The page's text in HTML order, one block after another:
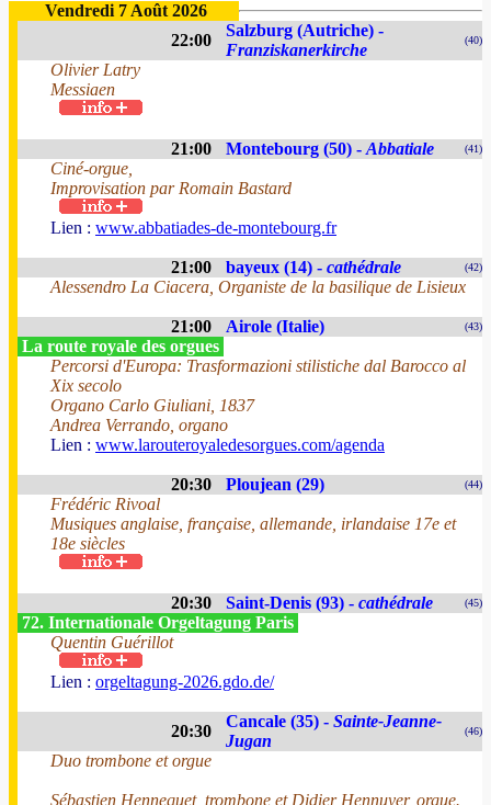
Vendredi 7 Août 2026
22:00
Salzburg (Autriche) -
Franziskanerkirche
(40)
Olivier Latry
Messiaen
21:00 Montebourg (50) - Abbatiale (41)
Ciné-orgue,
Improvisation par Romain Bastard
Lien : www.abbatiades-de-montebourg.fr
21:00 bayeux (14) - cathédrale (42)
Alessendro La Ciacera, Organiste de la basilique de Lisieux
21:00 Airole (Italie) (43)
La route royale des orgues
Percorsi d'Europa: Trasformazioni stilistiche dal Barocco al
Xix secolo
Organo Carlo Giuliani, 1837
Andrea Verrando, organo
Lien : www.larouteroyaledesorgues.com/agenda
20:30 Ploujean (29) (44)
Frédéric Rivoal
Musiques anglaise, française, allemande, irlandaise 17e et
18e siècles
20:30 Saint-Denis (93) - cathédrale (45)
72. Internationale Orgeltagung Paris
Quentin Guérillot
Lien : orgeltagung-2026.gdo.de/
20:30
Cancale (35) - Sainte-Jeanne-
Jugan
(46)
Duo trombone et orgue
Sébastien Hennequet, trombone et Didier Hennuyer, orgue.